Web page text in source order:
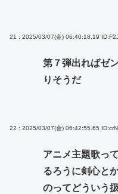
21 : 2025/03/07(金) 06:40:18.19
第７弾出ればゼ
りそうだ
22 : 2025/03/07(金) 06:42:55.65
アニメ主題歌っ
るろうに剣心と
のってどういう